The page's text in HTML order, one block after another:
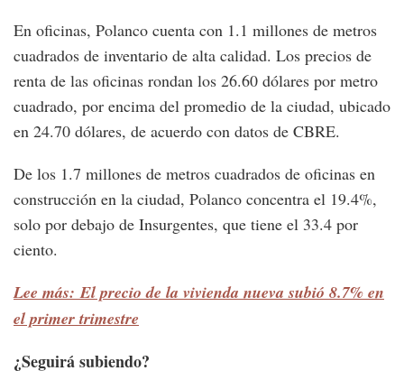
En oficinas, Polanco cuenta con 1.1 millones de metros
cuadrados de inventario de alta calidad. Los precios de
renta de las oficinas rondan los 26.60 dólares por metro
cuadrado, por encima del promedio de la ciudad, ubicado
en 24.70 dólares, de acuerdo con datos de CBRE.
De los 1.7 millones de metros cuadrados de oficinas en
construcción en la ciudad, Polanco concentra el 19.4%,
solo por debajo de Insurgentes, que tiene el 33.4 por
ciento.
Lee más: El precio de la vivienda nueva subió 8.7% en
el primer trimestre
¿Seguirá subiendo?